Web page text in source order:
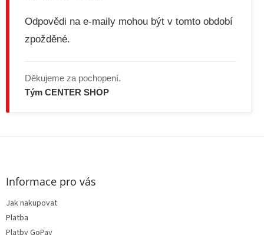
s
u
Odpovědi na e-maily mohou být v tomto období
zpožděné.
Děkujeme za pochopení.
Tým CENTER SHOP
Z
Informace pro vás
Jak nakupovat
Platba